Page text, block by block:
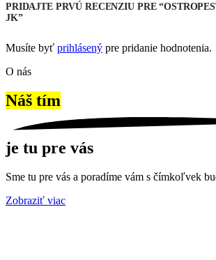
PRIDAJTE PRVÚ RECENZIU PRE
JK”
Musíte byť prihlásený pre pridanie hodnotenia.
O nás
Náš tím
je tu pre vás
Sme tu pre vás a poradíme vám s čímkoľvek
Zobraziť viac